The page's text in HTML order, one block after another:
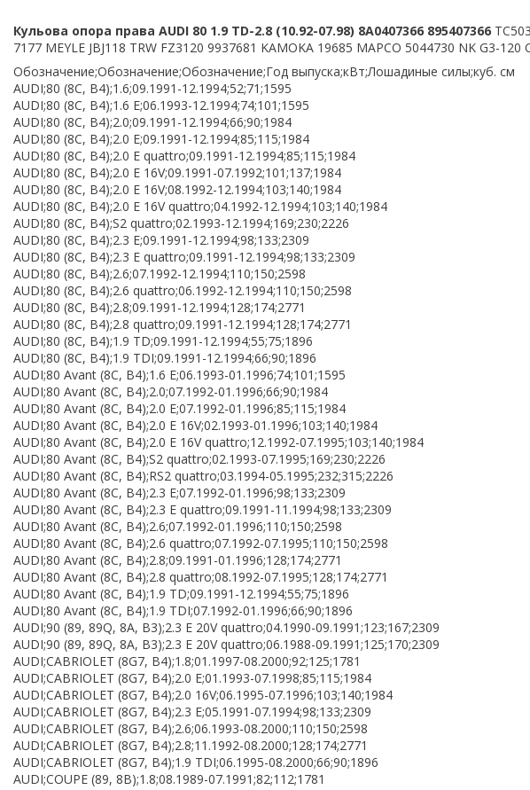
Кульова опора права AUDI 80 1.9 TD-2.8 (10.92-07.98) 8A0407366 895407366
7177 MEYLE JBJ118 TRW FZ3120 9937681 KAMOKA 19685 MAPCO 5044730 NK G3-120
Обозначение;Обозначение;Обозначение;Год выпуска;кВт;Лошадиные силы;куб. см
AUDI;80 (8C, B4);1.6;09.1991-12.1994;52;71;1595
AUDI;80 (8C, B4);1.6 E;06.1993-12.1994;74;101;1595
AUDI;80 (8C, B4);2.0;09.1991-12.1994;66;90;1984
AUDI;80 (8C, B4);2.0 E;09.1991-12.1994;85;115;1984
AUDI;80 (8C, B4);2.0 E quattro;09.1991-12.1994;85;115;1984
AUDI;80 (8C, B4);2.0 E 16V;09.1991-07.1992;101;137;1984
AUDI;80 (8C, B4);2.0 E 16V;08.1992-12.1994;103;140;1984
AUDI;80 (8C, B4);2.0 E 16V quattro;04.1992-12.1994;103;140;1984
AUDI;80 (8C, B4);S2 quattro;02.1993-12.1994;169;230;2226
AUDI;80 (8C, B4);2.3 E;09.1991-12.1994;98;133;2309
AUDI;80 (8C, B4);2.3 E quattro;09.1991-12.1994;98;133;2309
AUDI;80 (8C, B4);2.6;07.1992-12.1994;110;150;2598
AUDI;80 (8C, B4);2.6 quattro;06.1992-12.1994;110;150;2598
AUDI;80 (8C, B4);2.8;09.1991-12.1994;128;174;2771
AUDI;80 (8C, B4);2.8 quattro;09.1991-12.1994;128;174;2771
AUDI;80 (8C, B4);1.9 TD;09.1991-12.1994;55;75;1896
AUDI;80 (8C, B4);1.9 TDI;09.1991-12.1994;66;90;1896
AUDI;80 Avant (8C, B4);1.6 E;06.1993-01.1996;74;101;1595
AUDI;80 Avant (8C, B4);2.0;07.1992-01.1996;66;90;1984
AUDI;80 Avant (8C, B4);2.0 E;07.1992-01.1996;85;115;1984
AUDI;80 Avant (8C, B4);2.0 E 16V;02.1993-01.1996;103;140;1984
AUDI;80 Avant (8C, B4);2.0 E 16V quattro;12.1992-07.1995;103;140;1984
AUDI;80 Avant (8C, B4);S2 quattro;02.1993-07.1995;169;230;2226
AUDI;80 Avant (8C, B4);RS2 quattro;03.1994-05.1995;232;315;2226
AUDI;80 Avant (8C, B4);2.3 E;07.1992-01.1996;98;133;2309
AUDI;80 Avant (8C, B4);2.3 E quattro;09.1991-11.1994;98;133;2309
AUDI;80 Avant (8C, B4);2.6;07.1992-01.1996;110;150;2598
AUDI;80 Avant (8C, B4);2.6 quattro;07.1992-07.1995;110;150;2598
AUDI;80 Avant (8C, B4);2.8;09.1991-01.1996;128;174;2771
AUDI;80 Avant (8C, B4);2.8 quattro;08.1992-07.1995;128;174;2771
AUDI;80 Avant (8C, B4);1.9 TD;09.1991-12.1994;55;75;1896
AUDI;80 Avant (8C, B4);1.9 TDI;07.1992-01.1996;66;90;1896
AUDI;90 (89, 89Q, 8A, B3);2.3 E 20V quattro;04.1990-09.1991;123;167;2309
AUDI;90 (89, 89Q, 8A, B3);2.3 E 20V quattro;06.1988-09.1991;125;170;2309
AUDI;CABRIOLET (8G7, B4);1.8;01.1997-08.2000;92;125;1781
AUDI;CABRIOLET (8G7, B4);2.0 E;01.1993-07.1998;85;115;1984
AUDI;CABRIOLET (8G7, B4);2.0 16V;06.1995-07.1996;103;140;1984
AUDI;CABRIOLET (8G7, B4);2.3 E;05.1991-07.1994;98;133;2309
AUDI;CABRIOLET (8G7, B4);2.6;06.1993-08.2000;110;150;2598
AUDI;CABRIOLET (8G7, B4);2.8;11.1992-08.2000;128;174;2771
AUDI;CABRIOLET (8G7, B4);1.9 TDI;06.1995-08.2000;66;90;1896
AUDI;COUPE (89, 8B);1.8;08.1989-07.1991;82;112;1781